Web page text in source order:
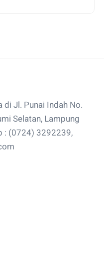
di Jl. Punai Indah No.
Selatan, Lampung
: (0724) 3292239,